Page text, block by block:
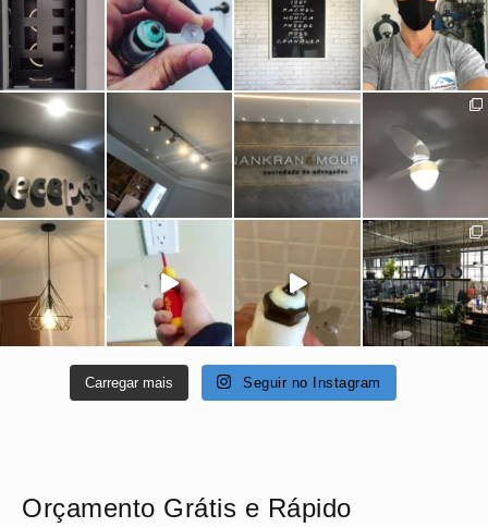
Carregar mais Seguir no Instagram
Orçamento Grátis e Rápido